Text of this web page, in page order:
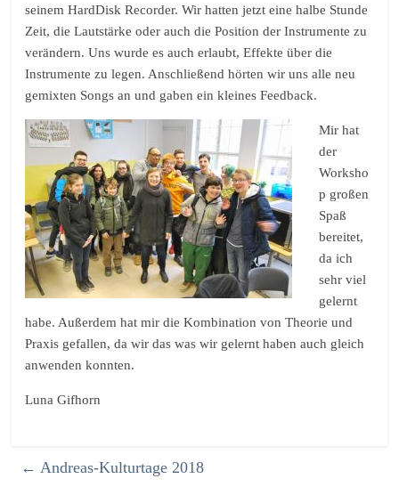
seinem HardDisk Recorder. Wir hatten jetzt eine halbe Stunde
Zeit, die Lautstärke oder auch die Position der Instrumente zu
verändern. Uns wurde es auch erlaubt, Effekte über die
Instrumente zu legen. Anschließend hörten wir uns alle neu
gemixten Songs an und gaben ein kleines Feedback.
Mir hat
der
Worksho
p großen
Spaß
bereitet,
da ich
sehr viel
gelernt
habe. Außerdem hat mir die Kombination von Theorie und
Praxis gefallen, da wir das was wir gelernt haben auch gleich
anwenden konnten.
Luna Gifhorn
← Andreas-Kulturtage 2018